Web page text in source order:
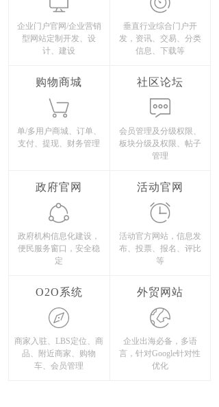
企业门户官网/企业营销
型网站定制开发、设
计、建设
垂直行业综合门户开
发，资讯、交易、分类
信息、下载等
购物商城
单/多用户商城、订单、
支付、提现、财务管理
社区论坛
会员管理及分级权限、
板块分级及权限、帖子
管理
政府官网
政府机构信息化建设，
便民服务窗口，安全稳
定
活动官网
活动官方网站，信息发
布、投票、报名、评比
等
O2O系统
商家入驻、LBS定位、商
品、附近商家、购物
车、会员管理
外贸网站
企业出海必备，多语
言，针对Google针对性
优化